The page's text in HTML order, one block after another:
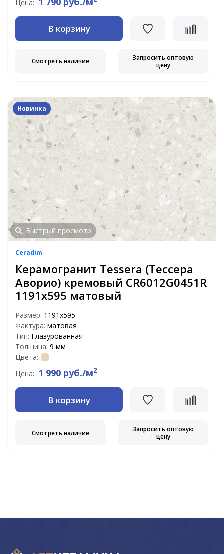
Цена:
В корзину
Смотреть наличие
Запросить оптовую
цену
Новинка
Быстрый просмотр
Ceradim
Керамогранит Tessera (Тессера
Аворио) кремовый CR6012G0451R
1191х595 матовый
Размер: 1191x595
Фактура: матовая
Тип: Глазурованная
Толщина: 9 мм
Цвета:
Цена: 1 990 руб./м2
В корзину
Смотреть наличие
Запросить оптовую
цену